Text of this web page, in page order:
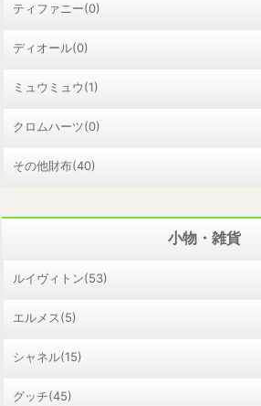
ティファニー(0)
ディオール(0)
ミュウミュウ(1)
クロムハーツ(0)
その他財布(40)
小物・雑貨
ルイヴィトン(53)
エルメス(5)
シャネル(15)
グッチ(45)